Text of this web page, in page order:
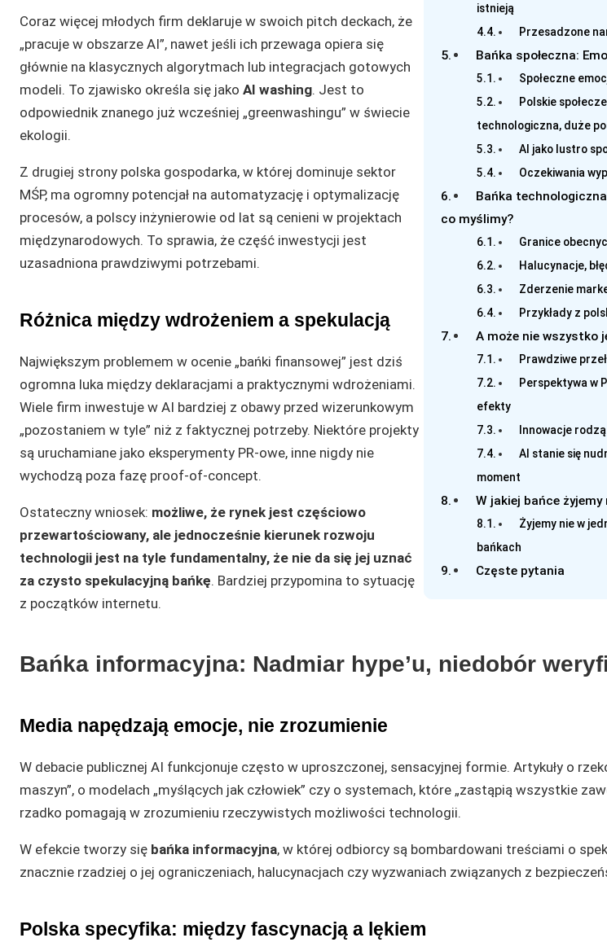
istnieją
Przesadzone
Bańka społeczna:
Społeczne
Polskie
technologiczna, duże
AI jako lustro
Oczekiwania
Bańka
co myślimy?
Granice
Halucynacje,
Zderzenie
Przykłady z
A może nie wszystko
Prawdziwe
Perspektywa w
efekty
Innowacje
AI stanie się
moment
W jakiej bańce żyjemy
Żyjemy nie w
bańkach
Częste pytania
Coraz więcej młodych firm deklaruje w swoich pitch deckach, że
„pracuje w obszarze AI”, nawet jeśli ich przewaga opiera się
głównie na klasycznych algorytmach lub integracjach gotowych
modeli. To zjawisko określa się jako AI washing. Jest to
odpowiednik znanego już wcześniej „greenwashingu” w świecie
ekologii.
Z drugiej strony polska gospodarka, w której dominuje sektor
MŚP, ma ogromny potencjał na automatyzację i optymalizację
procesów, a polscy inżynierowie od lat są cenieni w projektach
międzynarodowych. To sprawia, że część inwestycji jest
uzasadniona prawdziwymi potrzebami.
Różnica między wdrożeniem a spekulacją
Największym problemem w ocenie „bańki finansowej” jest dziś
ogromna luka między deklaracjami a praktycznymi wdrożeniami.
Wiele firm inwestuje w AI bardziej z obawy przed wizerunkowym
„pozostaniem w tyle” niż z faktycznej potrzeby. Niektóre projekty
są uruchamiane jako eksperymenty PR-owe, inne nigdy nie
wychodzą poza fazę proof-of-concept.
Ostateczny wniosek: możliwe, że rynek jest częściowo
przewartościowany, ale jednocześnie kierunek rozwoju
technologii jest na tyle fundamentalny, że nie da się jej uznać
za czysto spekulacyjną bańkę. Bardziej przypomina to sytuację
z początków internetu.
Bańka informacyjna: Nadmiar hype’u, niedobór
Media napędzają emocje, nie zrozumienie
W debacie publicznej AI funkcjonuje często w uproszczonej, sensacyjnej formie. Artykuły o
maszyn”, o modelach „myślących jak człowiek” czy o systemach, które „zastąpią wszystkie
rzadko pomagają w zrozumieniu rzeczywistych możliwości technologii.
W efekcie tworzy się bańka informacyjna, w której odbiorcy są bombardowani treściami o
znacznie rzadziej o jej ograniczeniach, halucynacjach czy wyzwaniach związanych z
Polska specyfika: między fascynacją a lękiem